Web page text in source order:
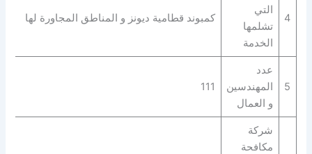
4
التي
تشلمها
الخدمة
كمبوند قطامية ديونز و المناطق المجاورة لها
5
عدد
المهندسين
و العمال
111
شركة
مكافحة